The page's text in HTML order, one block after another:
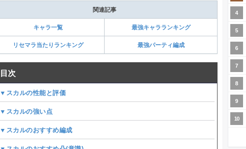
関連記事
キャラ一覧 最強キャラランキング
リセマラ当たりランキング 最強パーティ編成
目次
▼スカルの性能と評価
▼スカルの強い点
▼スカルのおすすめ編成